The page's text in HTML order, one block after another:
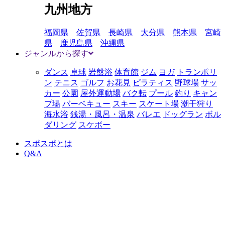
九州地方
福岡県 佐賀県 長崎県 大分県 熊本県
宮崎
県
鹿児島県
沖縄県
ジャンルから探す
ダンス 卓球 岩盤浴 体育館 ジム ヨガ トランポリ
ン テニス ゴルフ お花見 ピラティス 野球場 サッ
カー 公園 屋外運動場 バク転 プール 釣り キャン
プ場 バーベキュー スキー スケート場 潮干狩り
海水浴 銭湯・風呂・温泉 バレエ ドッグラン ボル
ダリング スケボー
スポスポとは
Q&A